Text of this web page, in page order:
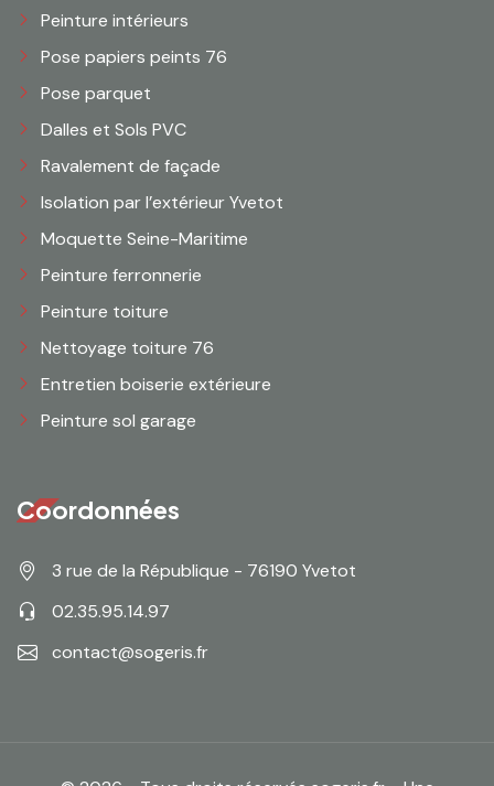
Peinture intérieurs
Pose papiers peints 76
Pose parquet
Dalles et Sols PVC
Ravalement de façade
Isolation par l’extérieur Yvetot
Moquette Seine-Maritime
Peinture ferronnerie
Peinture toiture
Nettoyage toiture 76
Entretien boiserie extérieure
Peinture sol garage
Coordonnées
3 rue de la République - 76190 Yvetot
02.35.95.14.97
contact@sogeris.fr